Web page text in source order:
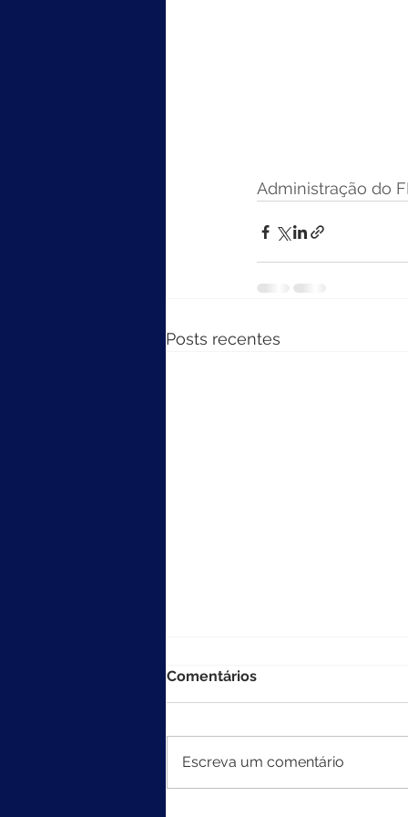
Administração do
Posts recentes
Comentários
Escreva um comentário